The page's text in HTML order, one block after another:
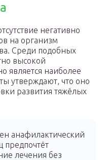
негативно
на организм
Среди подобных
высокой
является наиболее
утверждают, что оно
развития тяжёлых
анафилактический
предпочтёт
лечения без